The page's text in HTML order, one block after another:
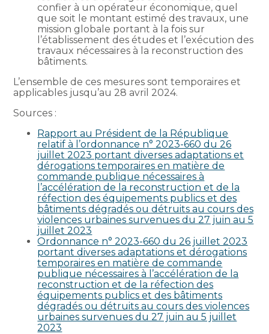
confier à un opérateur économique, quel
que soit le montant estimé des travaux, une
mission globale portant à la fois sur
l’établissement des études et l’exécution des
travaux nécessaires à la reconstruction des
bâtiments.
L’ensemble de ces mesures sont temporaires et
applicables jusqu’au 28 avril 2024.
Sources :
Rapport au Président de la République
relatif à l’ordonnance n° 2023-660 du 26
juillet 2023 portant diverses adaptations et
dérogations temporaires en matière de
commande publique nécessaires à
l’accélération de la reconstruction et de la
réfection des équipements publics et des
bâtiments dégradés ou détruits au cours des
violences urbaines survenues du 27 juin au 5
juillet 2023
Ordonnance n° 2023-660 du 26 juillet 2023
portant diverses adaptations et dérogations
temporaires en matière de commande
publique nécessaires à l’accélération de la
reconstruction et de la réfection des
équipements publics et des bâtiments
dégradés ou détruits au cours des violences
urbaines survenues du 27 juin au 5 juillet
2023